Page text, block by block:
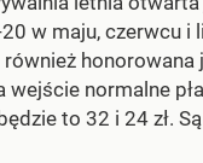
w maju, czerwcu i
honorowana
wejście normalne
to 32 i 24 zł.